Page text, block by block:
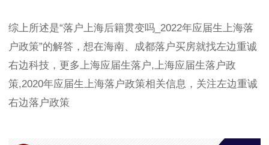
综上所述是“落户上海后籍贯变吗_2022年应届生上海落
户政策”的解答，想在海南、成都落户买房就找左边重诚
右边科技，更多上海应届生落户,上海应届生落户政
策,2020年应届生上海落户政策相关信息，关注左边重诚
右边落户政策